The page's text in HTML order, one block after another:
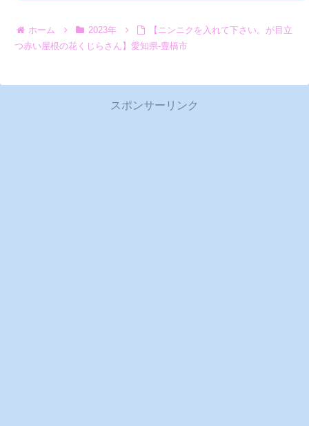
ホーム 2023年
【ニンニクを入れて下さい。が目立
つ赤い屋根の花くじらさん】愛知県-豊橋市
スポンサーリンク